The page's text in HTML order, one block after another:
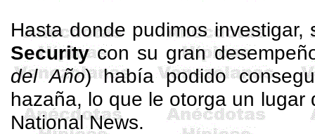
Hasta donde pudimos
Securitycon su gran
del Año) había podido
hazaña, lo que le otorga un lugar
NationalNews.